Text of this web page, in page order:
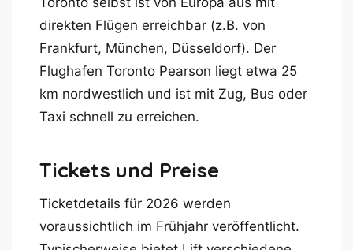
direkten Flügen erreichbar (z.B. von
Frankfurt, München, Düsseldorf). Der
Flughafen Toronto Pearson liegt etwa 25
km nordwestlich und ist mit Zug, Bus oder
Taxi schnell zu erreichen.
Tickets und Preise
Ticketdetails für 2026 werden
voraussichtlich im Frühjahr veröffentlicht.